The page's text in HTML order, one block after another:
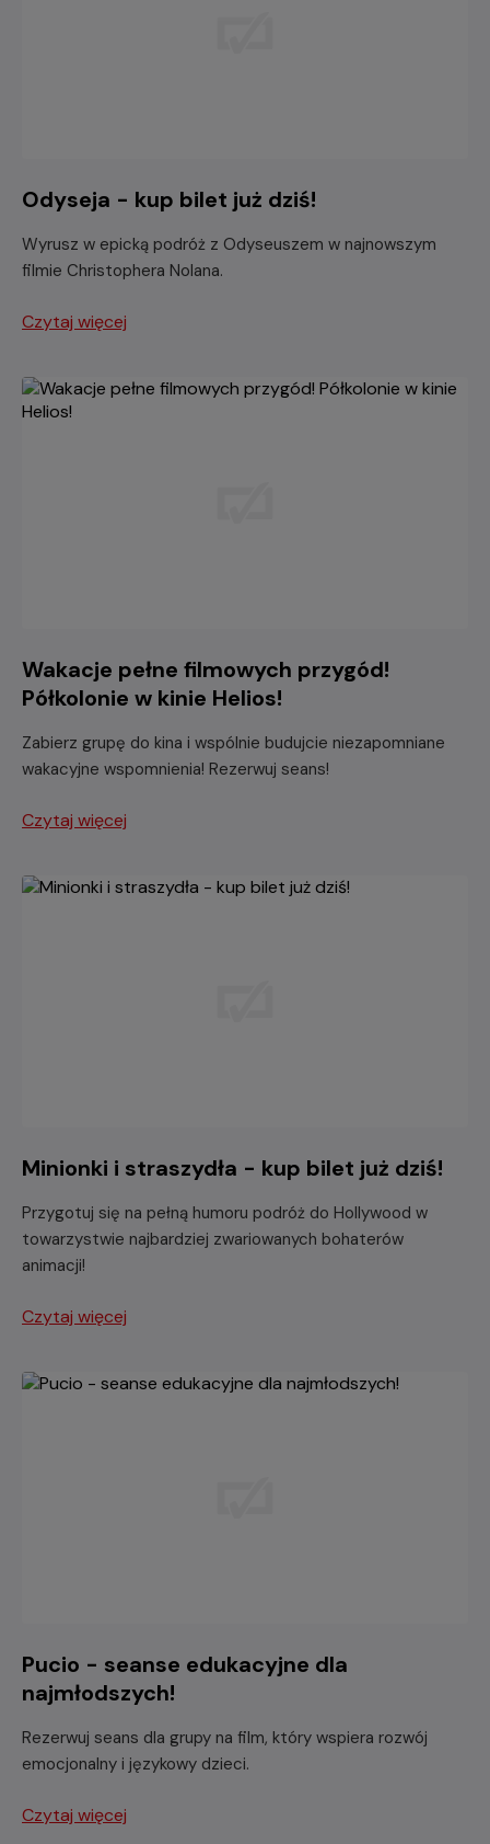
Odyseja - kup bilet już dziś!
Wyrusz w epicką podróż z Odyseuszem w najnowszym
filmie Christophera Nolana.
Czytaj więcej
Wakacje pełne filmowych przygód!
Półkolonie w kinie Helios!
Zabierz grupę do kina i wspólnie budujcie niezapomniane
wakacyjne wspomnienia! Rezerwuj seans!
Czytaj więcej
Minionki i straszydła - kup bilet już dziś!
Przygotuj się na pełną humoru podróż do Hollywood w
towarzystwie najbardziej zwariowanych bohaterów
animacji!
Czytaj więcej
Pucio - seanse edukacyjne dla
najmłodszych!
Rezerwuj seans dla grupy na film, który wspiera rozwój
emocjonalny i językowy dzieci.
Czytaj więcej